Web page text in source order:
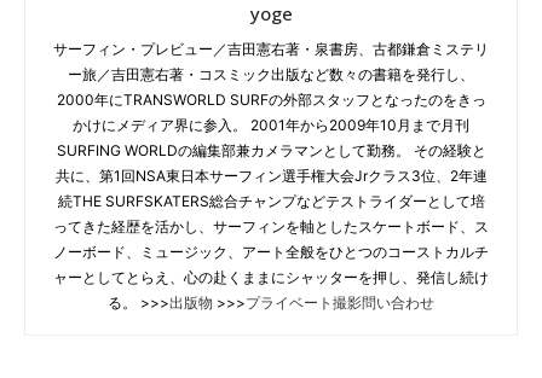
yoge
サーフィン・プレビュー／吉田憲右著・泉書房、古都鎌倉ミステリ
ー旅／吉田憲右著・コスミック出版など数々の書籍を発行し、
2000年にTRANSWORLD SURFの外部スタッフとなったのをきっ
かけにメディア界に参入。 2001年から2009年10月まで月刊
SURFING WORLDの編集部兼カメラマンとして勤務。 その経験と
共に、第1回NSA東日本サーフィン選手権大会Jrクラス3位、2年連
続THE SURFSKATERS総合チャンプなどテストライダーとして培
ってきた経歴を活かし、サーフィンを軸としたスケートボード、ス
ノーボード、ミュージック、アート全般をひとつのコーストカルチ
ャーとしてとらえ、心の赴くままにシャッターを押し、発信し続け
る。 >>>出版物 >>>プライベート撮影問い合わせ